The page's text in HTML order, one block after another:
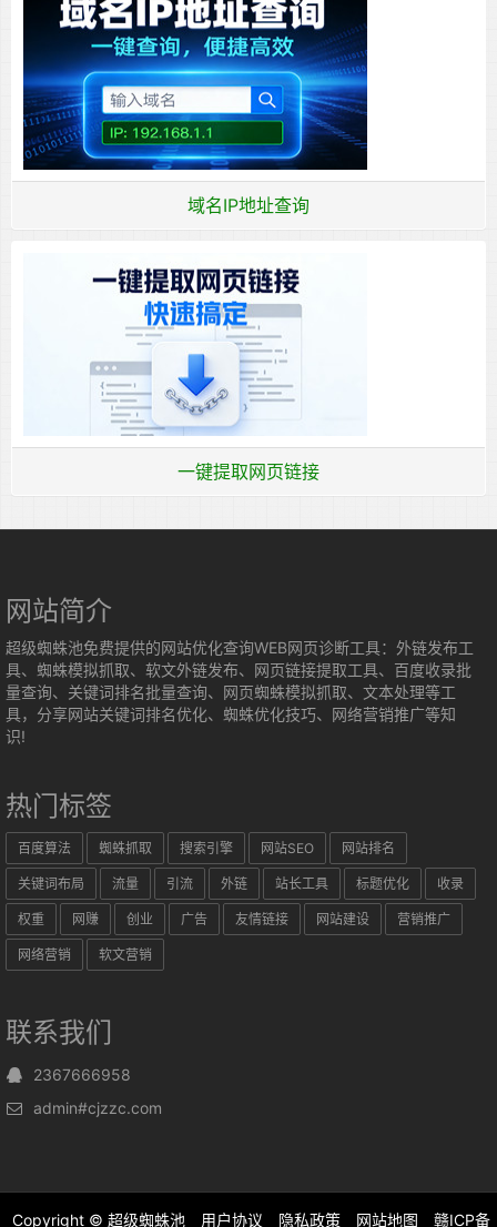
域名IP地址查询
一键提取网页链接
网站简介
超级蜘蛛池免费提供的网站优化查询WEB网页诊断工具：外链发布工
具、蜘蛛模拟抓取、软文外链发布、网页链接提取工具、百度收录批
量查询、关键词排名批量查询、网页蜘蛛模拟抓取、文本处理等工
具，分享网站关键词排名优化、蜘蛛优化技巧、网络营销推广等知
识!
热门标签
百度算法 蜘蛛抓取 搜索引擎 网站SEO 网站排名
关键词布局 流量 引流 外链 站长工具 标题优化 收录
权重 网赚 创业 广告 友情链接 网站建设 营销推广
网络营销 软文营销
联系我们
2367666958
admin#cjzzc.com
Copyright © 超级蜘蛛池 用户协议 隐私政策 网站地图 赣ICP备